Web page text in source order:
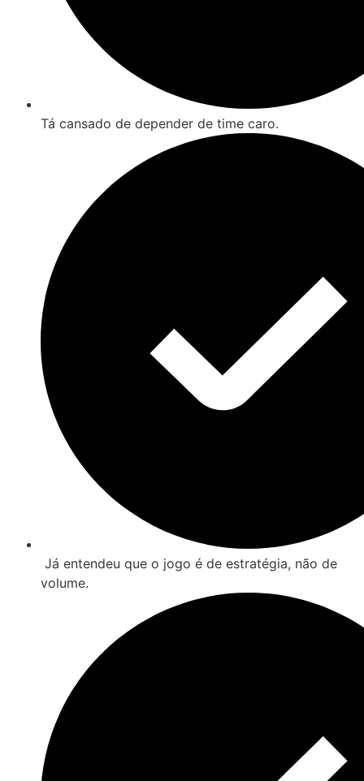
Tá cansado de depender de time caro.
Já entendeu que o jogo é de estratégia, não de
volume.